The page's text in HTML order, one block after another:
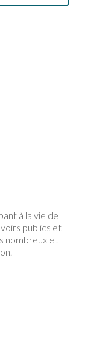
à la vie de
publics et
nombreux et